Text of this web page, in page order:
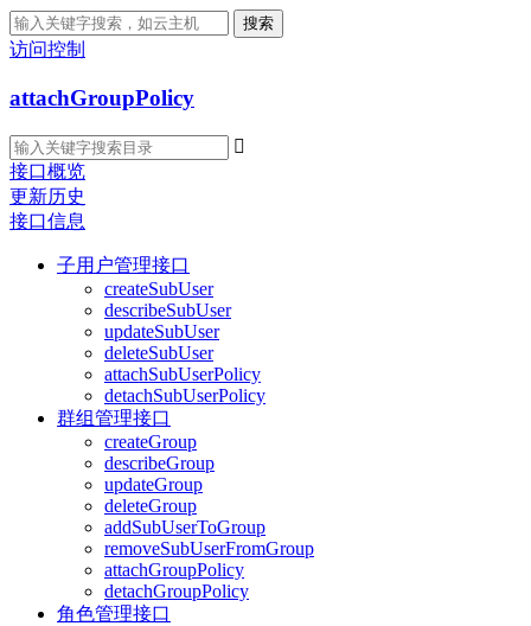
搜索
访问控制
attachGroupPolicy

接口概览
更新历史
接口信息
子用户管理接口
createSubUser
describeSubUser
updateSubUser
deleteSubUser
attachSubUserPolicy
detachSubUserPolicy
群组管理接口
createGroup
describeGroup
updateGroup
deleteGroup
addSubUserToGroup
removeSubUserFromGroup
attachGroupPolicy
detachGroupPolicy
角色管理接口